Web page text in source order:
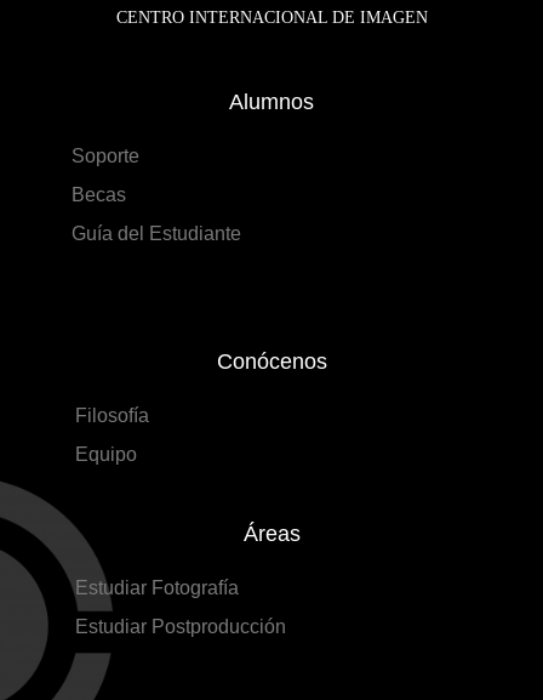
CENTRO INTERNACIONAL DE IMAGEN
Alumnos
Soporte
Becas
Guía del Estudiante
Conócenos
Filosofía
Equipo
Áreas
Estudiar Fotografía
Estudiar Postproducción